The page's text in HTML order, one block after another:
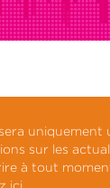
uniquement
sur les
à tout